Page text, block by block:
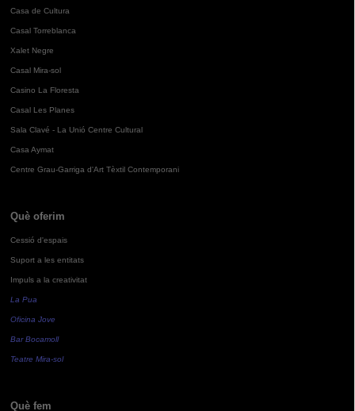
Casa de Cultura
Casal Torreblanca
Xalet Negre
Casal Mira-sol
Casino La Floresta
Casal Les Planes
Sala Clavé - La Unió Centre Cultural
Casa Aymat
Centre Grau-Garriga d'Art Tèxtil Contemporani
Què oferim
Cessió d'espais
Suport a les entitats
Impuls a la creativitat
La Pua
Oficina Jove
Bar Bocamoll
Teatre Mira-sol
Què fem